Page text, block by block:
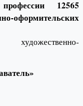
12565
оформительских